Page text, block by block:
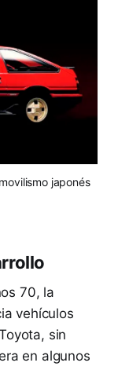
japonés
70, la
vehículos
sin
en algunos